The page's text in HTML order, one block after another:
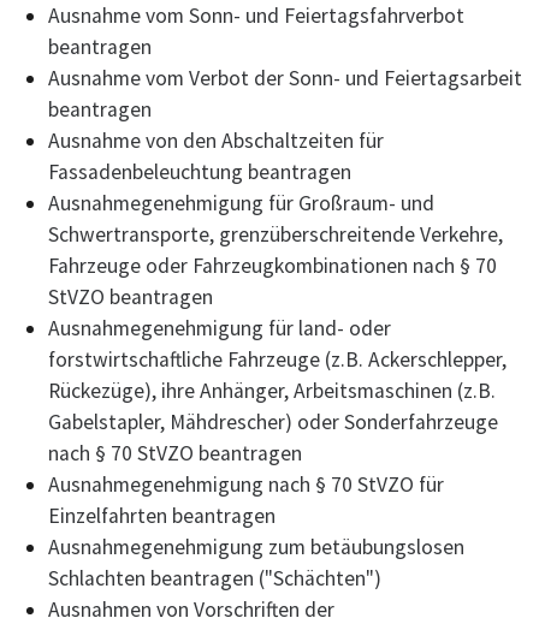
Ausnahme vom Sonn- und Feiertagsfahrverbot
beantragen
Ausnahme vom Verbot der Sonn- und Feiertagsarbeit
beantragen
Ausnahme von den Abschaltzeiten für
Fassadenbeleuchtung beantragen
Ausnahmegenehmigung für Großraum- und
Schwertransporte, grenzüberschreitende Verkehre,
Fahrzeuge oder Fahrzeugkombinationen nach § 70
StVZO beantragen
Ausnahmegenehmigung für land- oder
forstwirtschaftliche Fahrzeuge (z.B. Ackerschlepper,
Rückezüge), ihre Anhänger, Arbeitsmaschinen (z.B.
Gabelstapler, Mähdrescher) oder Sonderfahrzeuge
nach § 70 StVZO beantragen
Ausnahmegenehmigung nach § 70 StVZO für
Einzelfahrten beantragen
Ausnahmegenehmigung zum betäubungslosen
Schlachten beantragen ("Schächten")
Ausnahmen von Vorschriften der